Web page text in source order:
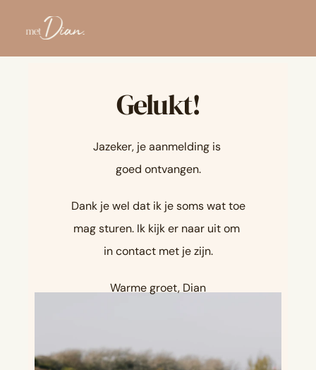
Gelukt!
Jazeker, je aanmelding is
goed ontvangen.
Dank je wel dat ik je soms wat toe
mag sturen. Ik kijk er naar uit om
in contact met je zijn.
Warme groet, Dian